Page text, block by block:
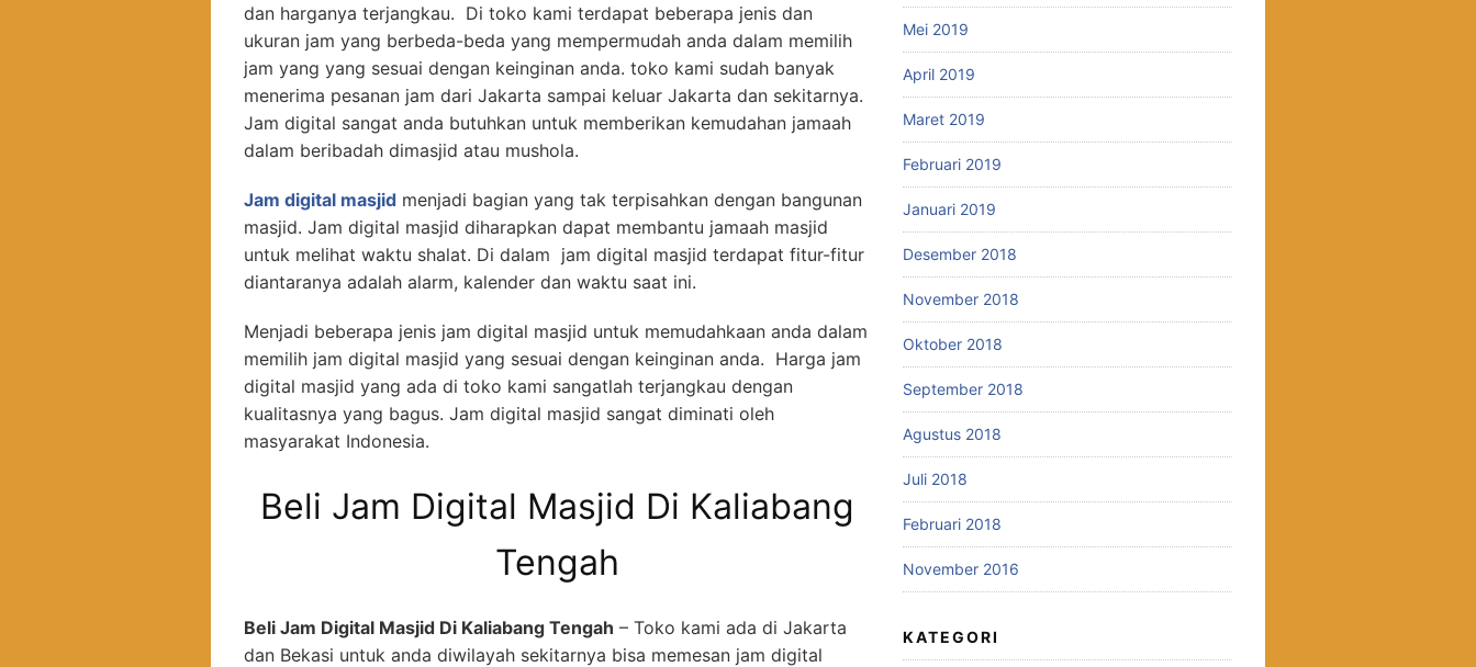
dan harganya terjangkau. Di toko kami terdapat beberapa jenis dan
ukuran jam yang berbeda-beda yang mempermudah anda dalam memilih
jam yang yang sesuai dengan keinginan anda. toko kami sudah banyak
menerima pesanan jam dari Jakarta sampai keluar Jakarta dan sekitarnya.
Jam digital sangat anda butuhkan untuk memberikan kemudahan jamaah
dalam beribadah dimasjid atau mushola.
Jam digital masjid menjadi bagian yang tak terpisahkan dengan bangunan
masjid. Jam digital masjid diharapkan dapat membantu jamaah masjid
untuk melihat waktu shalat. Di dalam jam digital masjid terdapat fitur-fitur
diantaranya adalah alarm, kalender dan waktu saat ini.
Menjadi beberapa jenis jam digital masjid untuk memudahkaan anda dalam
memilih jam digital masjid yang sesuai dengan keinginan anda. Harga jam
digital masjid yang ada di toko kami sangatlah terjangkau dengan
kualitasnya yang bagus. Jam digital masjid sangat diminati oleh
masyarakat Indonesia.
Beli Jam Digital Masjid Di Kaliabang
Tengah
Beli Jam Digital Masjid Di Kaliabang Tengah – Toko kami ada di Jakarta
dan Bekasi untuk anda diwilayah sekitarnya bisa memesan jam digital
Mei 2019
April 2019
Maret 2019
Februari 2019
Januari 2019
Desember 2018
November 2018
Oktober 2018
September 2018
Agustus 2018
Juli 2018
Februari 2018
November 2016
KATEGORI